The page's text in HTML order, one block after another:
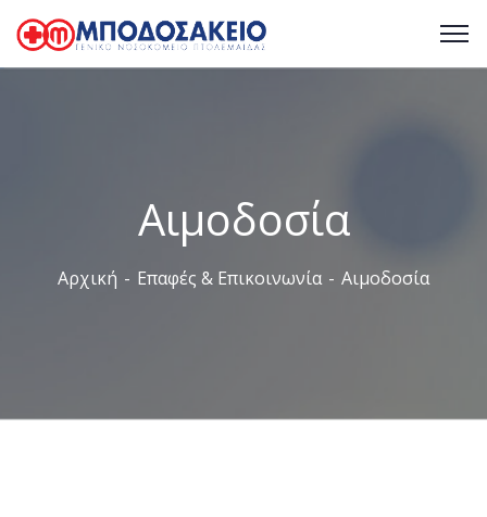
Αιμοδοσία
Αρχική Επαφές & Επικοινωνία Αιμοδοσία